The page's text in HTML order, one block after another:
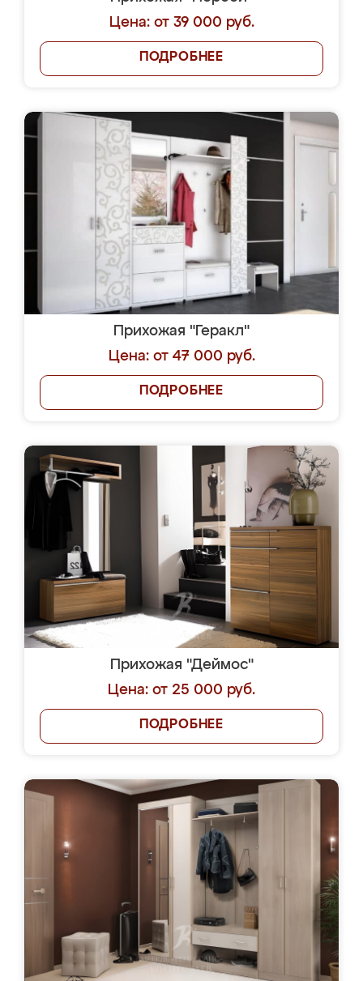
Цена: от 39 000 руб.
ПОДРОБНЕЕ
Прихожая "Геракл"
Цена: от 47 000 руб.
ПОДРОБНЕЕ
Прихожая "Деймос"
Цена: от 25 000 руб.
ПОДРОБНЕЕ